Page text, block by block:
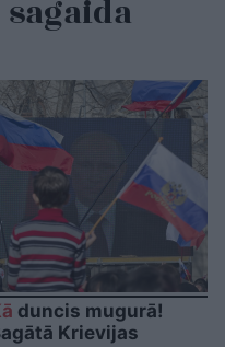
duncis mugurā!
Krievijas